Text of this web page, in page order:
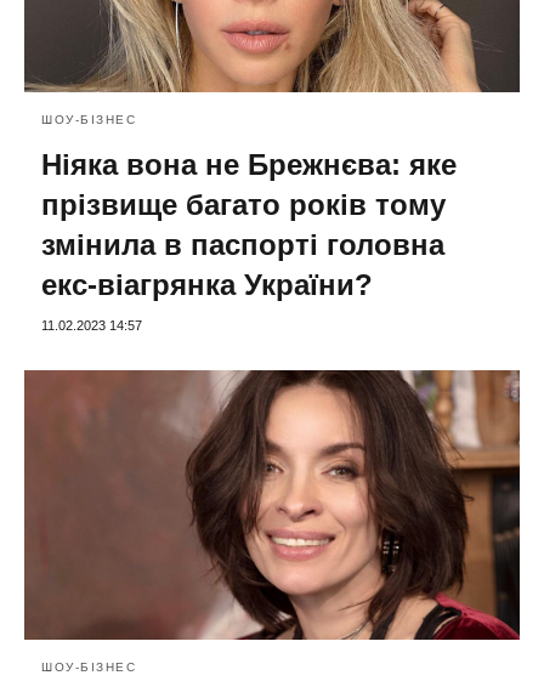
ШОУ-БІЗНЕС
Ніяка вона не Брежнєва: яке
прізвище багато років тому
змінила в паспорті головна
екс-віагрянка України?
11.02.2023 14:57
ШОУ-БІЗНЕС